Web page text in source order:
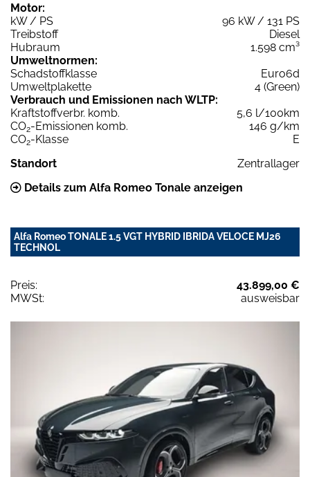
Motor:
kW / PS
96 kW / 131 PS
Treibstoff
Diesel
Hubraum
1.598 cm³
Umweltnormen:
Schadstoffklasse
Euro6d
Umweltplakette
4 (Green)
Verbrauch und Emissionen nach WLTP:
Kraftstoffverbr. komb.
5,6 l/100km
CO2-Emissionen komb.
146 g/km
CO2-Klasse
E
Standort
Zentrallager
Details zum Alfa Romeo Tonale anzeigen
Alfa Romeo TONALE 1.5 VGT HYBRID IBRIDA VELOCE MJ26
TECHNOL
Preis:
43.899,00 €
MWSt:
ausweisbar